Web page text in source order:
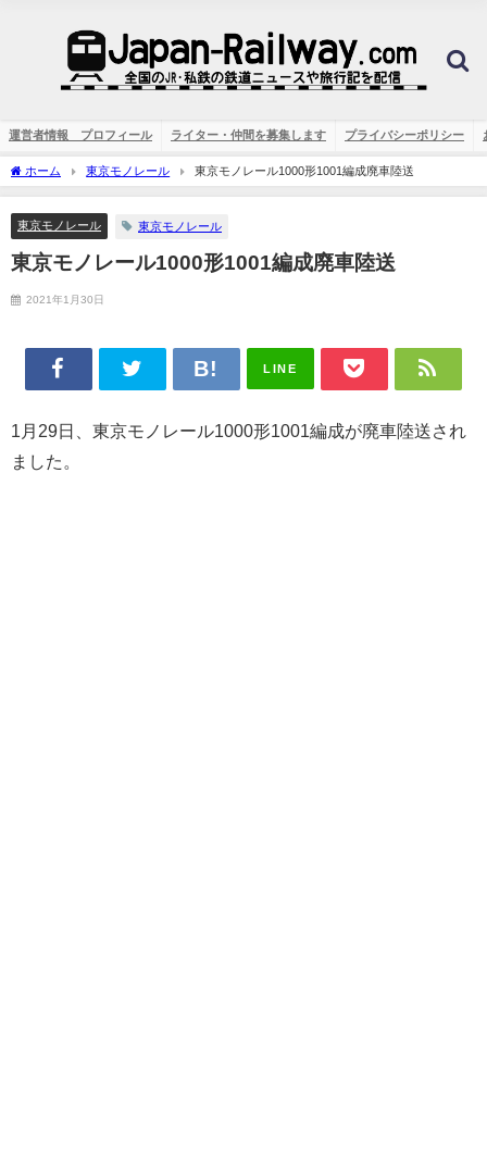
運営者情報 プロフィール ライター・仲間を募集します プライバシーポリシー
ホーム 東京モノレール 東京モノレール1000形1001編成廃車陸送
東京モノレール 東京モノレール
東京モノレール1000形1001編成廃車陸送
2021年1月30日
LINE
1月29日、東京モノレール1000形1001編成が廃車陸送され
ました。